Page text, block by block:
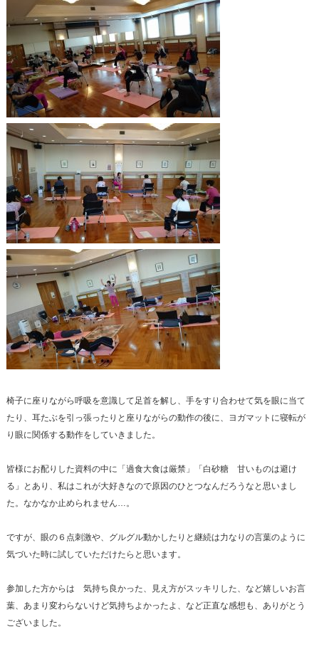
椅子に座りながら呼吸を意識して足首を解し、手をすり合わせて気を眼に当て
たり、耳たぶを引っ張ったりと座りながらの動作の後に、ヨガマットに寝転が
り眼に関係する動作をしていきました。
皆様にお配りした資料の中に「過食大食は厳禁」「白砂糖 甘いものは避け
る」とあり、私はこれが大好きなので原因のひとつなんだろうなと思いまし
た。なかなか止められません…。
ですが、眼の６点刺激や、グルグル動かしたりと継続は力なりの言葉のように
気づいた時に試していただけたらと思います。
参加した方からは 気持ち良かった、見え方がスッキリした、など嬉しいお言
葉、あまり変わらないけど気持ちよかったよ、など正直な感想も、ありがとう
ございました。